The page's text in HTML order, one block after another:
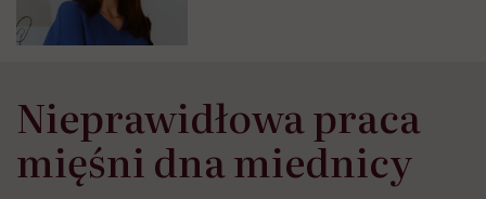
Nieprawidłowa praca
mięśni dna miednicy